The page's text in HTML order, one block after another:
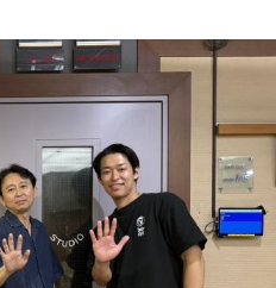
総括
野海舟選手の素晴らしいイン
ましたし、前半の終了間際に
りました。しかし、後半に入
てきて、日本が一方的に押し
で具体的な戦術が打ち出せな
かに）もう少し具体的な戦略
かなと素人目には思ってしま